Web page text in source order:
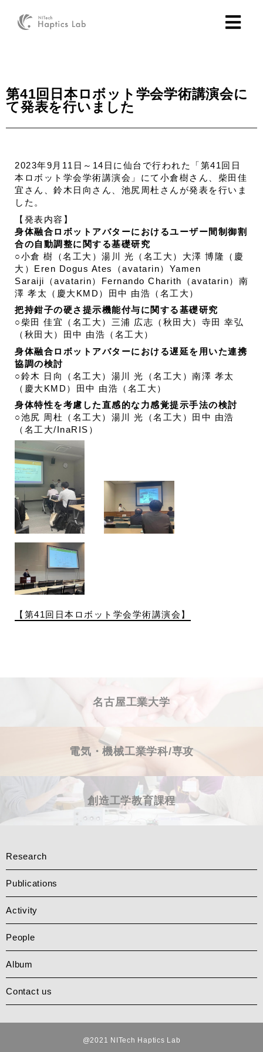
第41回日本ロボット学会学術講演会に
て発表を行いました
2023年9月11日～14日に仙台で行われた「第41回日
本ロボット学会学術講演会」にて小倉樹さん、柴田佳
宜さん、鈴木日向さん、池尻周杜さんが発表を行いま
した。
【発表内容】
身体融合ロボットアバターにおけるユーザー間制御割
合の自動調整に関する基礎研究
○小倉 樹（名工大）湯川 光（名工大）大澤 博隆（慶
大）Eren Dogus Ates（avatarin）Yamen
Saraiji（avatarin）Fernando Charith（avatarin）南
澤 孝太（慶大KMD）田中 由浩（名工大）
把持鉗子の硬さ提示機能付与に関する基礎研究
○柴田 佳宜（名工大）三浦 広志（秋田大）寺田 幸弘
（秋田大）田中 由浩（名工大）
身体融合ロボットアバターにおける遅延を用いた連携
協調の検討
○鈴木 日向（名工大）湯川 光（名工大）南澤 孝太
（慶大KMD）田中 由浩（名工大）
身体特性を考慮した直感的な力感覚提示手法の検討
○池尻 周杜（名工大）湯川 光（名工大）田中 由浩
（名工大/InaRIS）
【第41回日本ロボット学会学術講演会】
名古屋工業大学
電気・機械工業学科/専攻
創造工学教育課程
Research
Publications
Activity
People
Album
Contact us
@2021 NITech Haptics Lab